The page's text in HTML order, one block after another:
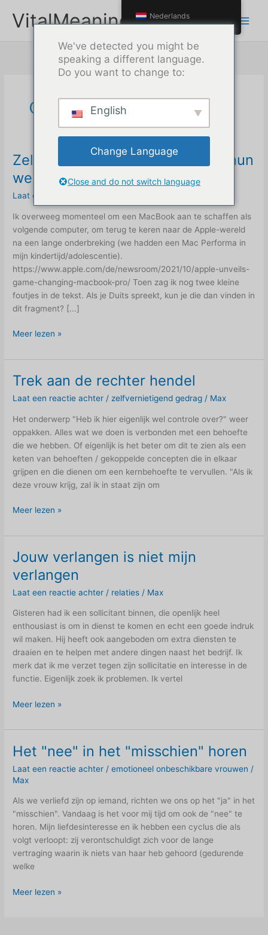
naarVitalMeaning
oktober 2021
Zelfs Apple heeft spelfouten op hun
website
Laat een reactie achter
Ik overweeg momenteel om een MacBook aan te schaffen als
volgende computer, om terug te keren naar de Apple-wereld
na een lange onderbreking (we hadden een Mac Performa in
mijn kindertijd/adolescentie).
https://www.apple.com/de/newsroom/2021/10/apple-unveils-
game-changing-macbook-pro/ Toen zag ik nog twee kleine
foutjes in de tekst. Als je Duits spreekt, kun je die dan vinden in
dit fragment? [...]
Zelfs
heeft
spelfouten
op
hun
Meer lezen »
Trek aan de rechter hendel
Laat een reactie achter / zelfvernietigend gedrag / Max
Het onderwerp "Heb ik hier eigenlijk wel controle over?" weer
oppakken. Alles wat we doen is verbonden met een behoefte
die we hebben. Of eigenlijk is het beter om dit te zien als een
keten van behoeften / gekoppelde concepten die in elkaar
grijpen en die dienen om een kernbehoefte te vervullen. "Als ik
deze vrouw krijg, zal ik in staat zijn om
Trek
de
hendel
Meer lezen »
Jouw verlangen is niet mijn
verlangen
Laat een reactie achter / relaties / Max
Gisteren had ik een sollicitant binnen, die openlijk heel
enthousiast is om in dienst te komen en echt een goede indruk
wil maken. Hij heeft ook aangeboden om extra diensten te
draaien en te helpen met andere dingen naast het bedrijf. Ik
merk dat ik me verzet tegen zijn sollicitatie en interesse in de
functie. Eigenlijk zoek ik problemen. Ik vertel
Jouw
is
mijn
verlangen
Meer lezen »
Het "nee" in het "misschien" horen
Laat een reactie achter /emotioneel onbeschikbare vrouwen /
Max
Als we verliefd zijn op iemand, richten we ons op het "ja" in het
"misschien". Vandaag is het voor mij tijd om ook de "nee" te
horen. Mijn liefdesinteresse en ik hebben een cyclus die als
volgt verloopt: zij verontschuldigt zich voor de lange
vertraging waarin ik niets van haar heb gehoord (gedurende
welke
Het
Meer lezen »
Nederlands
We've detected you might be
speaking a different language.
Do you want to change to:
English
Change Language
Close and do not switch language